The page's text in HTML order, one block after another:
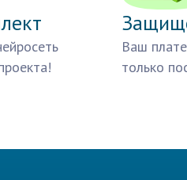
Ваш
только